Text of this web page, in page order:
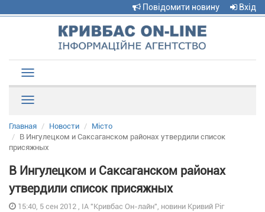
Повідомити новину Вхід
navigation
Главная Новости
Місто
В Ингулецком и Саксаганском районах утвердили список
присяжных
В Ингулецком и Саксаганском районах
утвердили список присяжных
15:40, 5 сен 2012 , ІА "Кривбас Он-лайн", новини Кривий Ріг